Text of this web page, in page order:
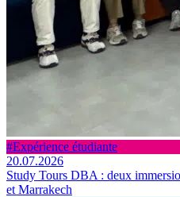
#Expérience étudiante
20.07.2026
Study Tours DBA : deux
et Marrakech